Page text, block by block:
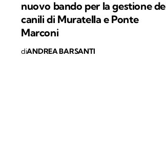
nuovo bando per la gestione
canili di Muratella e Ponte
Marconi
diANDREA BARSANTI